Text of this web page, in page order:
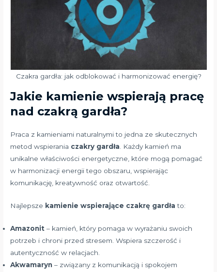
Czakra gardła: jak odblokować i harmonizować energię?
Jakie kamienie wspierają pracę
nad czakrą gardła?
Praca z kamieniami naturalnymi to jedna ze skutecznych
metod wspierania czakry gardła . Każdy kamień ma
unikalne właściwości energetyczne, które mogą pomagać
w harmonizacji energii tego obszaru, wspierając
komunikację, kreatywność oraz otwartość.
Najlepsze kamienie wspierające czakrę gardła to:
Amazonit – kamień, który pomaga w wyrażaniu swoich
potrzeb i chroni przed stresem. Wspiera szczerość i
autentyczność w relacjach.
Akwamaryn – związany z komunikacją i spokojem